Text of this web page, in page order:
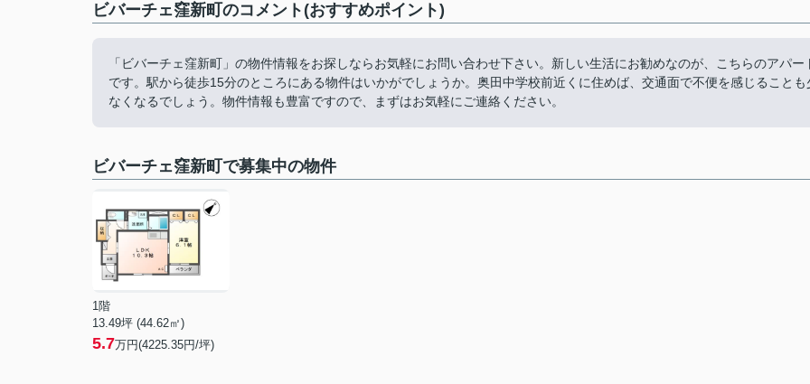
ビバーチェ窪新町のコメント(おすすめポイント)
「ビバーチェ窪新町」の物件情報をお探しならお気軽にお問い合わせ下さい。新しい生活にお勧めなのが、こちらのアパー
です。駅から徒歩15分のところにある物件はいかがでしょうか。奥田中学校前近くに住めば、交通面で不便を感じることも
なくなるでしょう。物件情報も豊富ですので、まずはお気軽にご連絡ください。
ビバーチェ窪新町で募集中の物件
1階
13.49坪 (44.62㎡)
5.7万円(4225.35円/坪)